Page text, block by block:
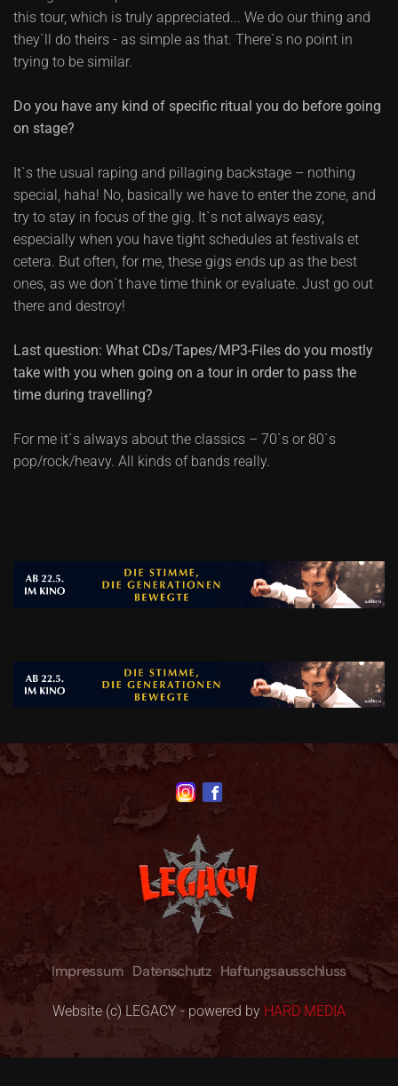
this tour, which is truly appreciated... We do our thing and
they`ll do theirs - as simple as that. There`s no point in
trying to be similar.
Do you have any kind of specific ritual you do before going
on stage?
It`s the usual raping and pillaging backstage – nothing
special, haha! No, basically we have to enter the zone, and
try to stay in focus of the gig. It`s not always easy,
especially when you have tight schedules at festivals et
cetera. But often, for me, these gigs ends up as the best
ones, as we don`t have time think or evaluate. Just go out
there and destroy!
Last question: What CDs/Tapes/MP3-Files do you mostly
take with you when going on a tour in order to pass the
time during travelling?
For me it`s always about the classics – 70`s or 80`s
pop/rock/heavy. All kinds of bands really.
Impressum Datenschutz Haftungsausschluss
Website (c) LEGACY - powered by HARD MEDIA